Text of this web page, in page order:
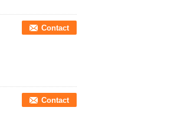
Contact
Contact